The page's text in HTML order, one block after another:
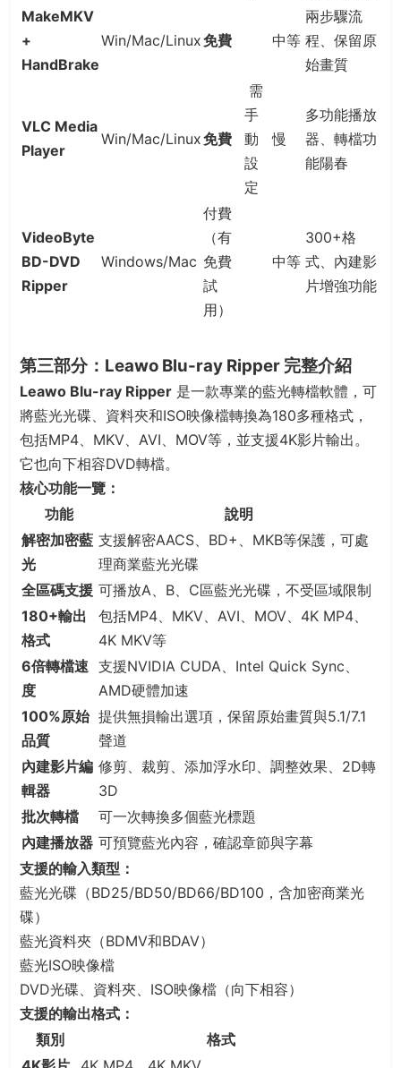
MakeMKV
+
HandBrake
Win/Mac/Linux免費 中等
兩步驟流
程、保留原
始畫質
VLC Media
Player
Win/Mac/Linux免費
需
手
動
設
定
慢
多功能播放
器、轉檔功
能陽春
VideoByte
BD-DVD
Ripper
Windows/Mac
付費
（有
免費
試
用）
中等
300+格
式、內建影
片增強功能
第三部分：Leawo Blu-ray Ripper 完整介紹
Leawo Blu-ray Ripper 是一款專業的藍光轉檔軟體，可
將藍光光碟、資料夾和ISO映像檔轉換為180多種格式，
包括MP4、MKV、AVI、MOV等，並支援4K影片輸出。
它也向下相容DVD轉檔。
核心功能一覽：
功能
說明
解密加密藍
光
支援解密AACS、BD+、MKB等保護，可處
理商業藍光光碟
全區碼支援 可播放A、B、C區藍光光碟，不受區域限制
180+輸出
格式
包括MP4、MKV、AVI、MOV、4K MP4、
4K MKV等
6倍轉檔速
度
支援NVIDIA CUDA、Intel Quick Sync、
AMD硬體加速
100%原始
品質
提供無損輸出選項，保留原始畫質與5.1/7.1
聲道
內建影片編
輯器
修剪、裁剪、添加浮水印、調整效果、2D轉
3D
批次轉檔
可一次轉換多個藍光標題
內建播放器 可預覽藍光內容，確認章節與字幕
支援的輸入類型：
藍光光碟（BD25/BD50/BD66/BD100，含加密商業光
碟）
藍光資料夾（BDMV和BDAV）
藍光ISO映像檔
DVD光碟、資料夾、ISO映像檔（向下相容）
支援的輸出格式：
類別
格式